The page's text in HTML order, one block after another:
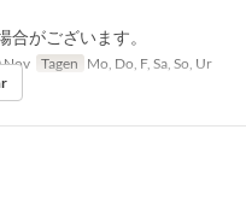
がございます。
Nov Tagen Mo, Do, F, Sa, So, Ur